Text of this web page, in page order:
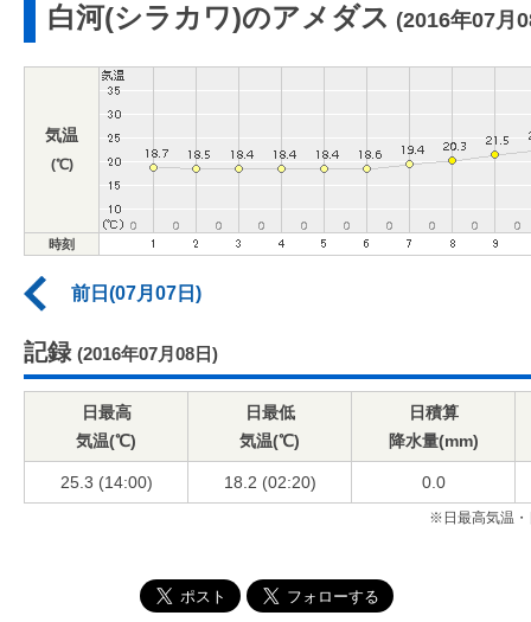
白河(シラカワ)のアメダス (2016年07月
気温
(℃)
時刻
前日(07月07日)
記録 (2016年07月08日)
日最高
気温(℃)
日最低
気温(℃)
日積算
降水量(mm)
25.3 (14:00) 18.2 (02:20) 0.0
※日最高気温・